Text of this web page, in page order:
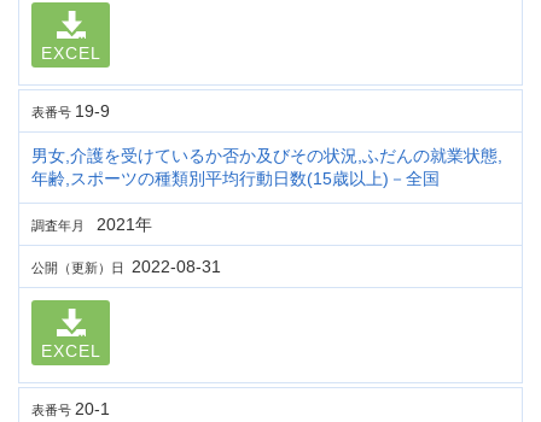
EXCEL
表番号 19-9
男女,介護を受けているか否か及びその状況,ふだんの就業状態,
年齢,スポーツの種類別平均行動日数(15歳以上)－全国
調査年月 2021年
公開（更新）日 2022-08-31
EXCEL
表番号 20-1